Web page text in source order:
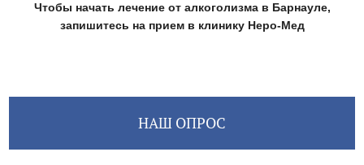
Чтобы начать лечение от алкоголизма в Барнауле,
запишитесь на прием в клинику Неро-Мед
НАШ ОПРОС